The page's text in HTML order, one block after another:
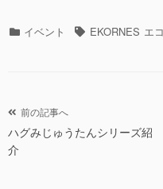
カ イベント
タ EKORNES エ
投
稿
ナ
前の記事へ
ハグみじゅうたんシリーズ紹
介